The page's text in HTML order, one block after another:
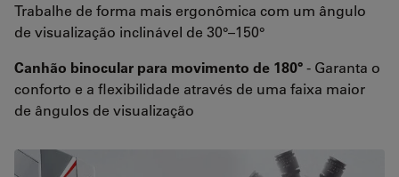
Trabalhe de forma mais ergonômica com um ângulo
de visualização inclinável de 30°–150°
Canhão binocular para movimento de 180°- Garanta o
conforto e a flexibilidade através de uma faixa maior
de ângulos de visualização